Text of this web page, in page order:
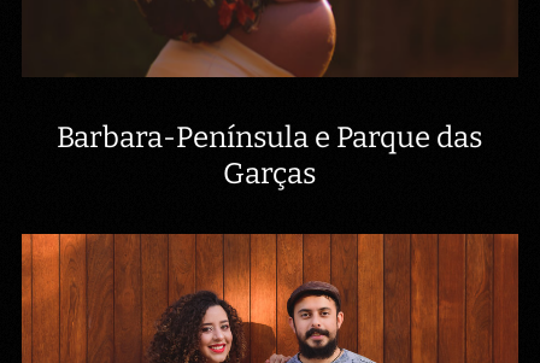
Barbara-Península e Parque das
Garças